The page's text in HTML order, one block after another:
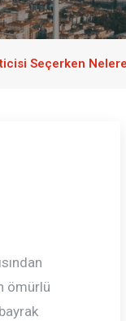
Seçerken
ömürlü